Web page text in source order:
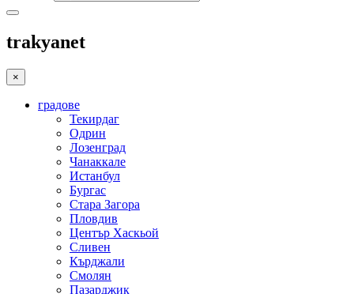
trakyanet
×
градове
Текирдаг
Одрин
Лозенград
Чанаккале
Истанбул
Бургас
Стара Загора
Пловдив
Център Хаскьой
Сливен
Кърджали
Смолян
Пазарджик